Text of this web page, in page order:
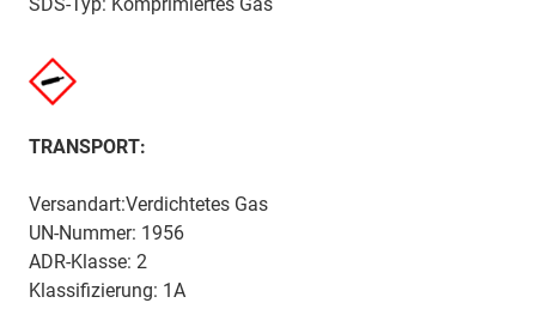
TRANSPORT:
Versandart:Verdichtetes Gas
UN-Nummer: 1956
ADR-Klasse: 2
Klassifizierung: 1A